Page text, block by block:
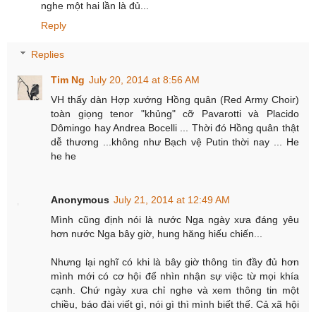
nghe một hai lần là đủ...
Reply
Replies
Tim Ng July 20, 2014 at 8:56 AM
VH thấy dàn Hợp xướng Hồng quân (Red Army Choir)
toàn giọng tenor "khủng" cỡ Pavarotti và Placido
Dômingo hay Andrea Bocelli ... Thời đó Hồng quân thật
dễ thương ...không như Bạch vệ Putin thời nay ... He
he he
Anonymous July 21, 2014 at 12:49 AM
Mình cũng định nói là nước Nga ngày xưa đáng yêu
hơn nước Nga bây giờ, hung hăng hiếu chiến...
Nhưng lại nghĩ có khi là bây giờ thông tin đầy đủ hơn
mình mới có cơ hội để nhìn nhận sự việc từ mọi khía
cạnh. Chứ ngày xưa chỉ nghe và xem thông tin một
chiều, báo đài viết gì, nói gì thì mình biết thế. Cả xã hội